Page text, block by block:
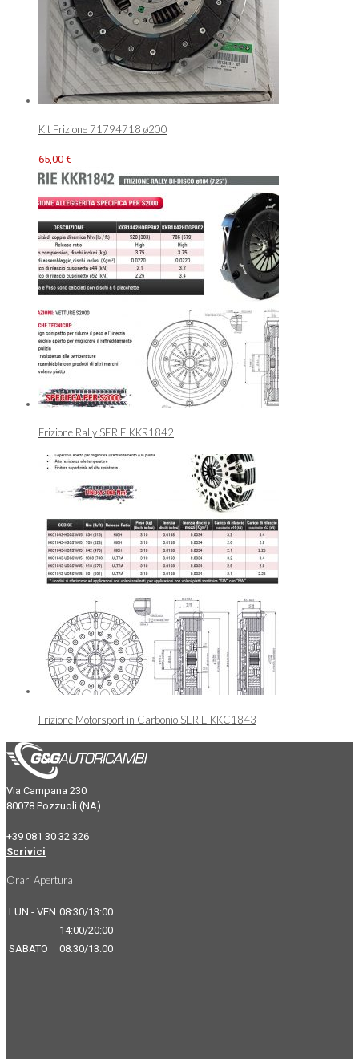
Kit Frizione 71794718 ø200
65,00 €
Frizione Rally SERIE KKR1842
Frizione Motorsport in Carbonio SERIE KKC1843
Via Campana 230
80078 Pozzuoli (NA)
+39 081 30 32 326
Scrivici
Orari Apertura
LUN - VEN 08:30/13:00
14:00/20:00
SABATO
08:30/13:00